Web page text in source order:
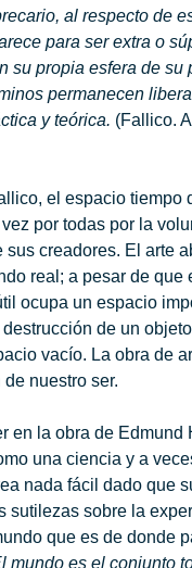
al respecto de
para ser extra o
su propia esfera de su
permanecen
y teórica. (Fallico.
el espacio tiempo
por todas por la
sus creadores. El arte
real; a pesar de que
ocupa un espacio
de un
vacío. La obra de
nuestro ser.
en la obra de Edmund
una ciencia y a
nada fácil dado que
sutilezas sobre la
que es de donde
mundo es el conjunto